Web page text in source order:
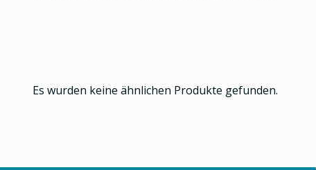
Es wurden keine ähnlichen Produkte gefunden.